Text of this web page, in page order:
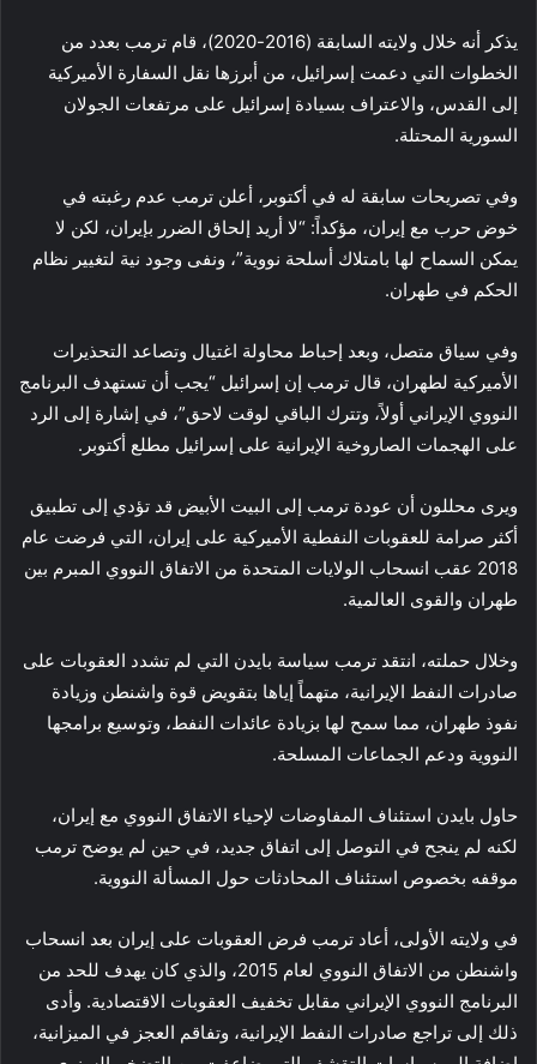
يذكر أنه خلال ولايته السابقة (2016-2020)، قام ترمب بعدد من
الخطوات التي دعمت إسرائيل، من أبرزها نقل السفارة الأميركية
إلى القدس، والاعتراف بسيادة إسرائيل على مرتفعات الجولان
السورية المحتلة.
وفي تصريحات سابقة له في أكتوبر، أعلن ترمب عدم رغبته في
خوض حرب مع إيران، مؤكداً: “لا أريد إلحاق الضرر بإيران، لكن لا
يمكن السماح لها بامتلاك أسلحة نووية”، ونفى وجود نية لتغيير نظام
الحكم في طهران.
وفي سياق متصل، وبعد إحباط محاولة اغتيال وتصاعد التحذيرات
الأميركية لطهران، قال ترمب إن إسرائيل “يجب أن تستهدف البرنامج
النووي الإيراني أولاً، وتترك الباقي لوقت لاحق”، في إشارة إلى الرد
على الهجمات الصاروخية الإيرانية على إسرائيل مطلع أكتوبر.
ويرى محللون أن عودة ترمب إلى البيت الأبيض قد تؤدي إلى تطبيق
أكثر صرامة للعقوبات النفطية الأميركية على إيران، التي فرضت عام
2018 عقب انسحاب الولايات المتحدة من الاتفاق النووي المبرم بين
طهران والقوى العالمية.
وخلال حملته، انتقد ترمب سياسة بايدن التي لم تشدد العقوبات على
صادرات النفط الإيرانية، متهماً إياها بتقويض قوة واشنطن وزيادة
نفوذ طهران، مما سمح لها بزيادة عائدات النفط، وتوسيع برامجها
النووية ودعم الجماعات المسلحة.
حاول بايدن استئناف المفاوضات لإحياء الاتفاق النووي مع إيران،
لكنه لم ينجح في التوصل إلى اتفاق جديد، في حين لم يوضح ترمب
موقفه بخصوص استئناف المحادثات حول المسألة النووية.
في ولايته الأولى، أعاد ترمب فرض العقوبات على إيران بعد انسحاب
واشنطن من الاتفاق النووي لعام 2015، والذي كان يهدف للحد من
البرنامج النووي الإيراني مقابل تخفيف العقوبات الاقتصادية. وأدى
ذلك إلى تراجع صادرات النفط الإيرانية، وتفاقم العجز في الميزانية،